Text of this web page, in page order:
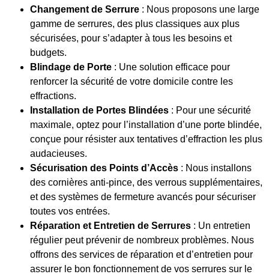
Changement de Serrure : Nous proposons une large
gamme de serrures, des plus classiques aux plus
sécurisées, pour s’adapter à tous les besoins et
budgets.
Blindage de Porte : Une solution efficace pour
renforcer la sécurité de votre domicile contre les
effractions.
Installation de Portes Blindées : Pour une sécurité
maximale, optez pour l’installation d’une porte blindée,
conçue pour résister aux tentatives d’effraction les plus
audacieuses.
Sécurisation des Points d’Accès : Nous installons
des cornières anti-pince, des verrous supplémentaires,
et des systèmes de fermeture avancés pour sécuriser
toutes vos entrées.
Réparation et Entretien de Serrures : Un entretien
régulier peut prévenir de nombreux problèmes. Nous
offrons des services de réparation et d’entretien pour
assurer le bon fonctionnement de vos serrures sur le